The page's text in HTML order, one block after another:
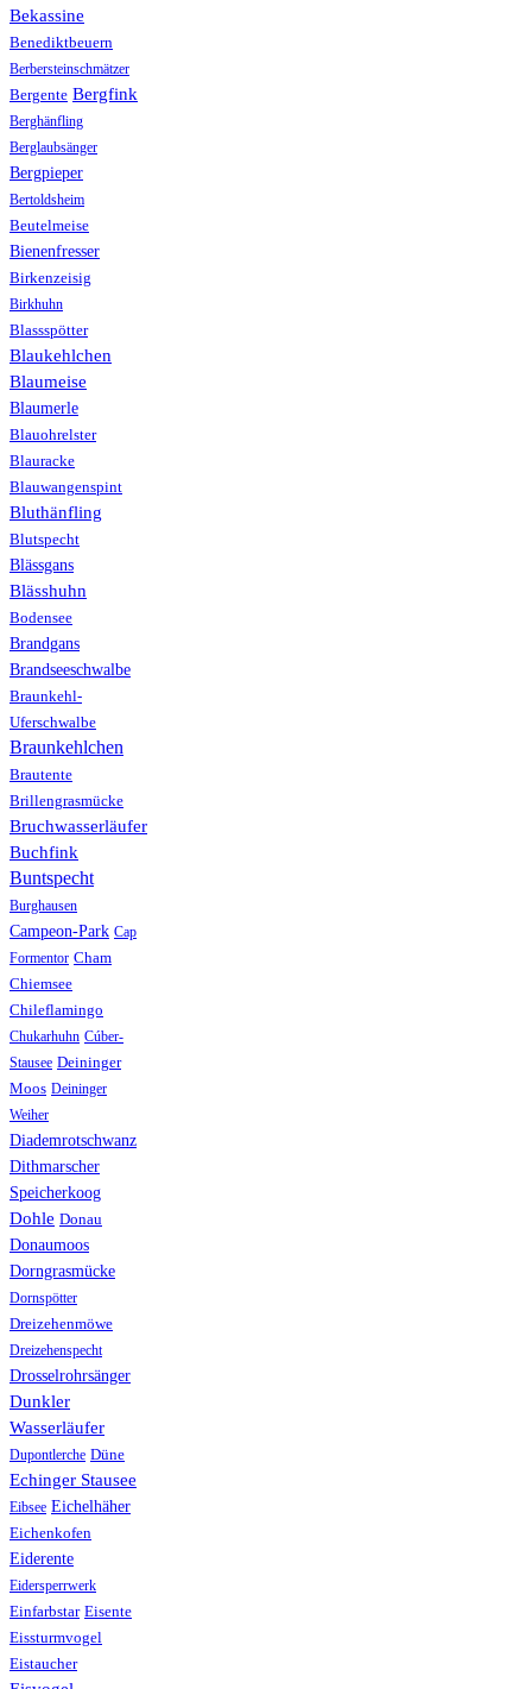
Bekassine
Benediktbeuern
Berbersteinschmätzer
Bergente Bergfink
Berghänfling
Berglaubsänger
Bergpieper
Bertoldsheim
Beutelmeise
Bienenfresser
Birkenzeisig
Birkhuhn
Blassspötter
Blaukehlchen
Blaumeise
Blaumerle
Blauohrelster
Blauracke
Blauwangenspint
Bluthänfling
Blutspecht
Blässgans
Blässhuhn
Bodensee
Brandgans
Brandseeschwalbe
Braunkehl-
Uferschwalbe
Braunkehlchen
Brautente
Brillengrasmücke
Bruchwasserläufer
Buchfink
Buntspecht
Burghausen
Campeon-Park Cap
Formentor Cham
Chiemsee
Chileflamingo
Chukarhuhn Cúber-
Stausee Deininger
Moos Deininger
Weiher
Diademrotschwanz
Dithmarscher
Speicherkoog
Dohle Donau
Donaumoos
Dorngrasmücke
Dornspötter
Dreizehenmöwe
Dreizehenspecht
Drosselrohrsänger
Dunkler
Wasserläufer
Dupontlerche Düne
Echinger Stausee
Eibsee Eichelhäher
Eichenkofen
Eiderente
Eidersperrwerk
Einfarbstar Eisente
Eissturmvogel
Eistaucher